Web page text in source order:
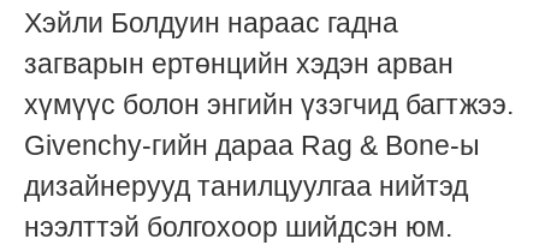
Хэйли Болдуин нараас гадна
загварын ертөнцийн хэдэн арван
хүмүүс болон энгийн үзэгчид багтжээ.
Givenchy-гийн дараа Rag & Bone-ы
дизайнерууд танилцуулгаа нийтэд
нээлттэй болгохоор шийдсэн юм.